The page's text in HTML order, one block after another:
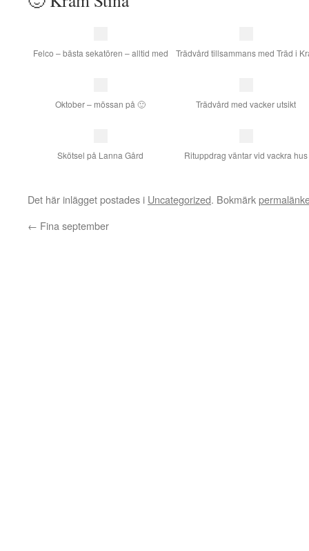
Felco – bästa sekatören – alltid med Trädvård tillsammans med Träd i
Oktober – mössan på 🙂 Trädvård med vacker utsikt
Skötsel på Lanna Gård Rituppdrag väntar vid vackra hus
Det här inlägget postades i Uncategorized. Bokmärk
← Fina september